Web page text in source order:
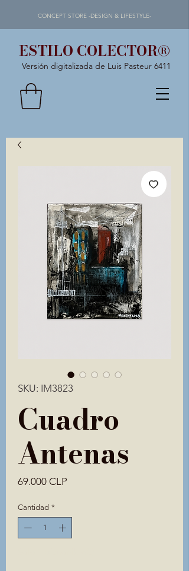
ESTILO COLECTOR®
Versión digitalizada de Luis Pasteur 6411
CONCEPT STORE -DESIGN & LIFESTYLE-
SKU: IM3823
Cuadro
Antenas
69.000 CLP
Cantidad *